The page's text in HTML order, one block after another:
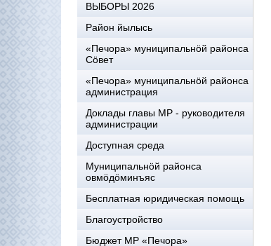
ВЫБОРЫ 2026
Район йылысь
«Печора» муниципальнöй районса
Сöвет
«Печора» муниципальнöй районса
администрация
Доклады главы МР - руководителя
администрации
Доступная среда
Муниципальнöй районса
овмöдöминъяс
Бесплатная юридическая помощь
Благоустройство
Бюджет МР «Печора»